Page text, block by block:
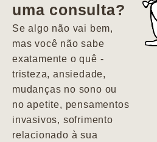
uma consulta?
Se algo não vai bem,
mas você não sabe
exatamente o quê -
tristeza, ansiedade,
mudanças no sono ou
no apetite, pensamentos
invasivos, sofrimento
relacionado à sua